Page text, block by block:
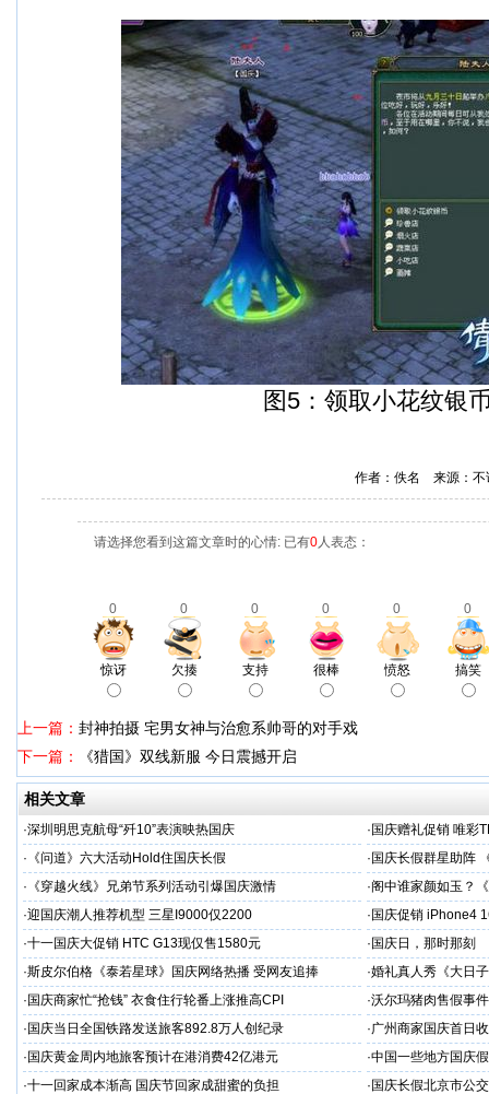
图5：领取小花纹银
作者：佚名 来源：
请选择您看到这篇文章时的心情: 已有0人表态：
0 0 0 0 0 0
惊讶 欠揍 支持 很棒 愤怒 搞笑
上一篇： 封神拍摄 宅男女神与治愈系帅哥的对手戏
下一篇：
《猎国》双线新服 今日震撼开启
相关文章
·深圳明思克航母“歼10”表演映热国庆 · 国庆赠礼促销 唯彩
· 《问道》六大活动Hold住国庆长假 · 国庆长假群星助阵
· 《穿越火线》兄弟节系列活动引爆国庆激情 ·阁中谁家颜如玉？
·迎国庆潮人推荐机型 三星I9000仅2200 · 国庆促销 iPhone4
·十一国庆大促销 HTC G13现仅售1580元 · 国庆日，那时那刻
·斯皮尔伯格《泰若星球》国庆网络热播 受网友追捧 ·婚礼真人秀《大日
· 国庆商家忙“抢钱” 衣食住行轮番上涨推高CPI ·沃尔玛猪肉售假事
· 国庆当日全国铁路发送旅客892.8万人创纪录 ·广州商家国庆首日
· 国庆黄金周内地旅客预计在港消费42亿港元 ·中国一些地方国庆
·十一回家成本渐高 国庆节回家成甜蜜的负担 · 国庆长假北京市公